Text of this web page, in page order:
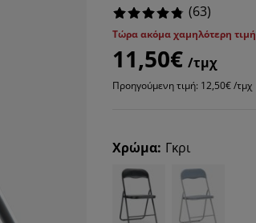
(63)
Τώρα ακόμα χαμηλότερη τιμή
11,50€ /τμχ
Προηγούμενη τιμή: 12,50€ /τμχ
Χρώμα: Γκρι
1.5873015873015872%